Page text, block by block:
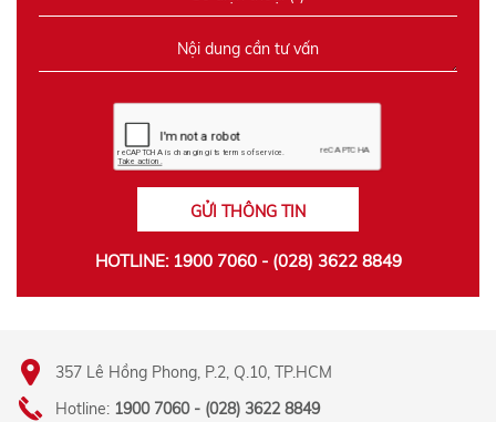
GỬI THÔNG TIN
HOTLINE: 1900 7060 - (028) 3622 8849
357 Lê Hồng Phong, P.2, Q.10, TP.HCM
Hotline: 1900 7060 - (028) 3622 8849